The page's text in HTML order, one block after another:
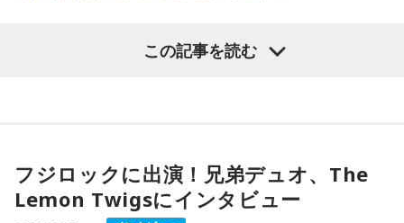
渡辺美里の人生を彩ってきた「Masterpieceな楽曲」に加え
て、7年ぶり21枚目となるオリジナルアルバム「Birthday」
この記事を読む
フジロックに出演！兄弟デュオ、The
Lemon Twigsにインタビュー